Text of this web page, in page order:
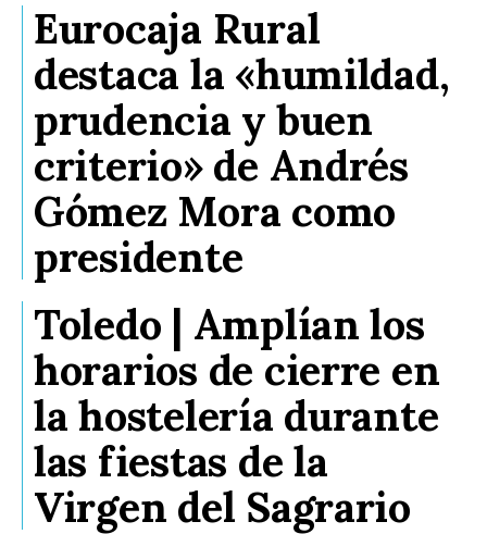
Eurocaja Rural
destaca la «humildad,
prudencia y buen
criterio» de Andrés
Gómez Mora como
presidente
Toledo | Amplían los
horarios de cierre en
la hostelería durante
las fiestas de la
Virgen del Sagrario